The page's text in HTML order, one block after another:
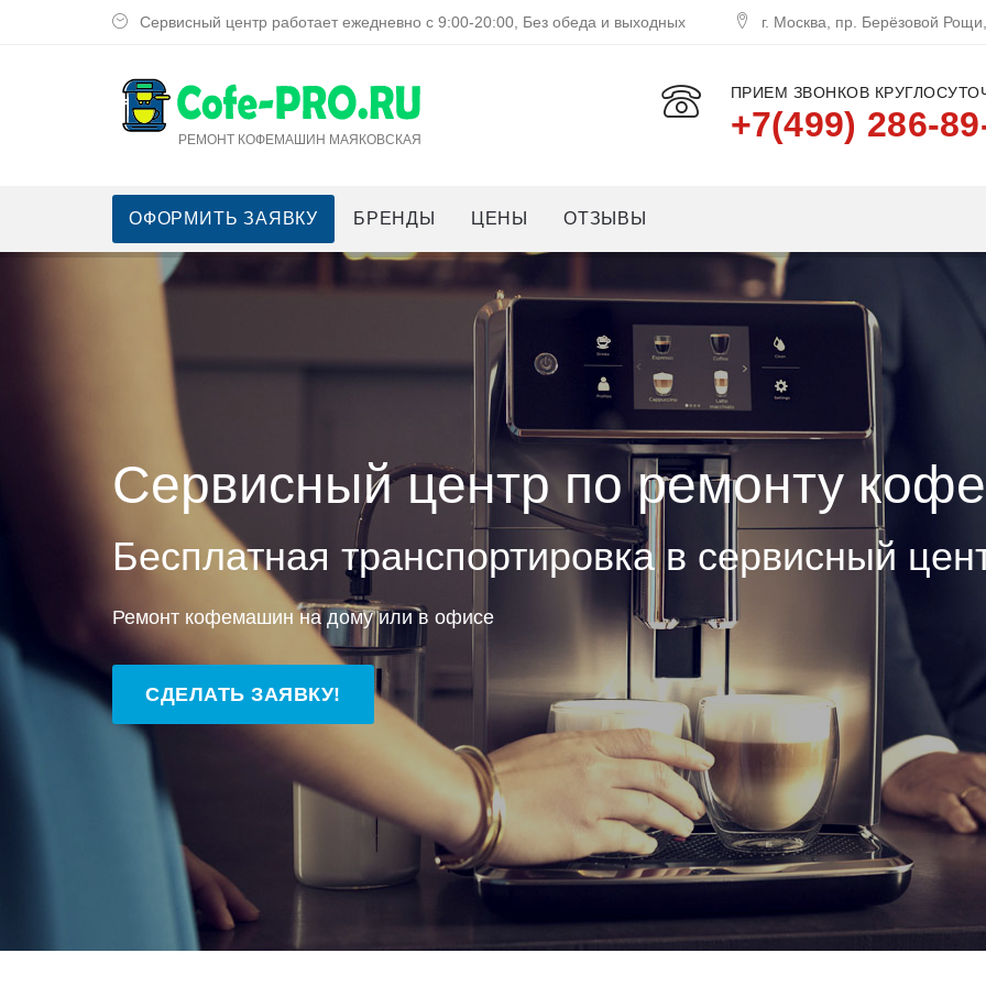
Сервисный центр работает ежедневно с 9:00-20:00, Без обеда и выходных г. Москва, пр. Берёзовой
РЕМОНТ КОФЕМАШИН МАЯКОВСКАЯ
ПРИЕМ ЗВОНКОВ
+7(499) 286-
ОФОРМИТЬ ЗАЯВКУ БРЕНДЫ ЦЕНЫ ОТЗЫВЫ
Сервисный центр по ремонту
Бесплатная транспортировка в сервисный
Ремонт кофемашин на дому или в офисе
СДЕЛАТЬ ЗАЯВКУ!